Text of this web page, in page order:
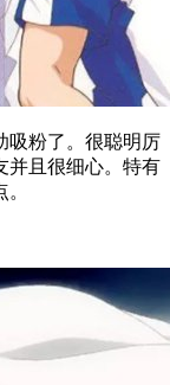
粉了。很聪明厉
并且很细心。特有